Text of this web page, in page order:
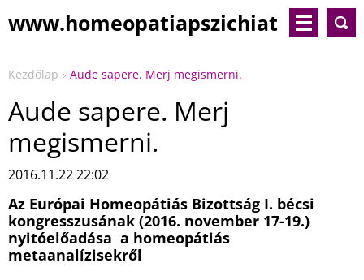
www.homeopatiapszichiat
Kezdőlap Aude sapere. Merj megismerni.
Aude sapere. Merj
megismerni.
2016.11.22 22:02
Az Európai Homeopátiás Bizottság I. bécsi
kongresszusának (2016. november 17-19.)
nyitóelőadása a homeopátiás
metaanalízisekről